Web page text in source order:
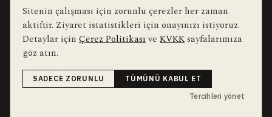
Editörler
Kullanım Şartları
YEREL ARANANLAR
İnegöl inegol-belediyesi alper-taban trafik-kazasi
İnegöl Haber
Güncel
Haberler bursa-buyuksehir-belediyesi Bursa
Sitenin çalışması için zorunlu çerezler her zaman
aktiftir. Ziyaret istatistikleri için onayınızı istiyoruz.
Detaylar için Çerez Politikasıve KVKKsayfalarımıza
göz atın.
SADECE ZORUNLU
TÜMÜNÜ KABUL ET
Tercihleri yönet